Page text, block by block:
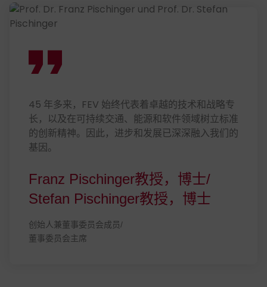
45 年多来，FEV 始终代表着卓越的技术和战略专
长，以及在可持续交通、能源和软件领域树立标准
的创新精神。因此，进步和发展已深深融入我们的
基因。
Franz Pischinger教授，博士/
Stefan Pischinger教授，博士
创始人兼董事委员会成员/
董事委员会主席